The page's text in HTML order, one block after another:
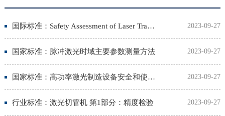
国际标准：Safety Assessment of Laser Transmission in High-Power Laser System 2023-09-27
国家标准：脉冲激光时域主要参数测量方法 2023-09-27
国家标准：高功率激光制造设备安全和使用指南 2023-09-27
行业标准：激光切管机 第1部分：精度检验 2023-09-27